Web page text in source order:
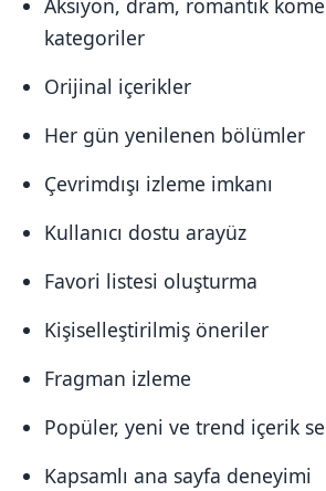
Aksiyon, dram, romantik
kategoriler
Orijinal içerikler
Her gün yenilenen bölümler
Çevrimdışı izleme imkanı
Kullanıcı dostu arayüz
Favori listesi oluşturma
Kişiselleştirilmiş öneriler
Fragman izleme
Popüler, yeni ve trend içerik
Kapsamlı ana sayfa deneyimi